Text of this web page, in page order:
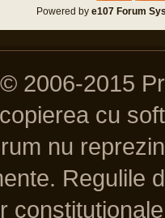
Powered bye107 Forum
© 2006-2015
cu
nu
Regulile